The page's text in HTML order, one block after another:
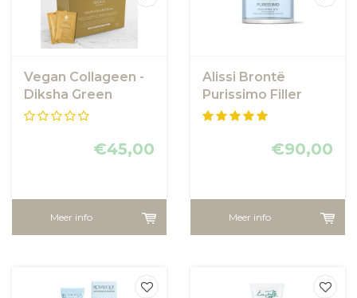
Vegan Collageen -
Diksha Green
LakShmi
€45,00
Meer info
Alissi Brontë
Purissimo Filler
Cream
€90,00
Meer info